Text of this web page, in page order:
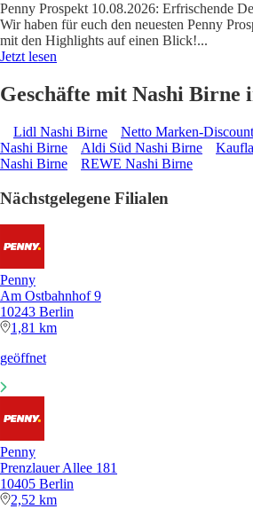
Penny Prospekt 10.08.2026: Erfrischende
Wir haben für euch den neuesten Penny
mit den Highlights auf einen Blick!...
Jetzt lesen
Geschäfte mit Nashi Birne
Lidl Nashi Birne Netto Marken-
Nashi Birne
Aldi Süd Nashi Birne
Nashi Birne
REWE Nashi Birne
Nächstgelegene Filialen
Penny
Am Ostbahnhof 9
10243 Berlin
1,81 km
geöffnet
Penny
Prenzlauer Allee 181
10405 Berlin
2,52 km